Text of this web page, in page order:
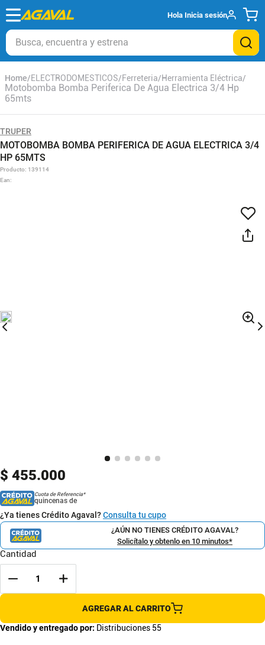
Hola Inicia sesión
Busca, encuentra y estrena
ELECTRODOMESTICOS Ferreteria Herramienta Eléctrica
Motobomba Bomba Periferica De Agua Electrica 3/4 Hp
65mts
TRUPER
MOTOBOMBA BOMBA PERIFERICA DE AGUA ELECTRICA 3/4
HP 65MTS
Producto: 139114
Ean:
$ 455.000
Cuota de Referencia*
quincenas de
¿Ya tienes Crédito Agaval?Consulta tu cupo
¿AÚN NO TIENES CRÉDITO AGAVAL?
Solicítalo y obtenlo en 10 minutos*
Cantidad
AGREGAR AL CARRITO
Vendido y entregado por: Distribuciones 55